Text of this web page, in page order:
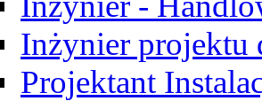
Inżynier projektu
Projektant